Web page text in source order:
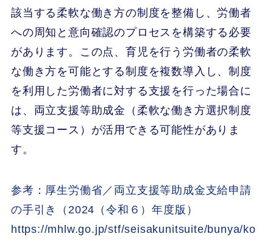
該当する柔軟な働き方の制度を整備し、労働者
への周知と意向確認のプロセスを構築する必要
があります。この点、育児を行う労働者の柔軟
な働き方を可能とする制度を複数導入し、制度
を利用した労働者に対する支援を行った場合に
は、両立支援等助成金（柔軟な働き方選択制度
等支援コース）が活用できる可能性がありま
す。
参考：厚生労働省／両立支援等助成金支給申請
の手引き（2024（令和６）年度版）
https://mhlw.go.jp/stf/seisakunitsuite/bunya/ko